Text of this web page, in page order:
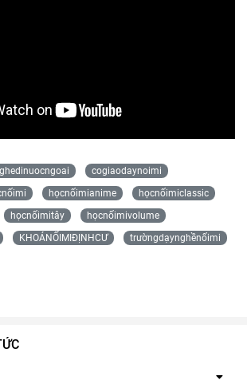
cogiaodaynoimi
họcnốimianime
họcnốimiclassic
họcnốimitây
họcnốimivolume
KHOÁNỐIMIĐỊNHCƯ trườngdạynghềnốimi